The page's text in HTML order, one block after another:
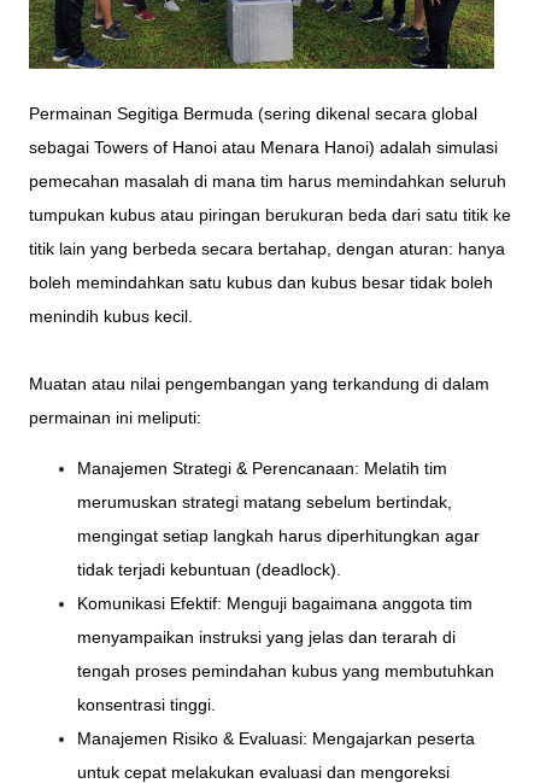
Permainan Segitiga Bermuda (sering dikenal secara global
sebagai Towers of Hanoi atau Menara Hanoi) adalah simulasi
pemecahan masalah di mana tim harus memindahkan seluruh
tumpukan kubus atau piringan berukuran beda dari satu titik ke
titik lain yang berbeda secara bertahap, dengan aturan: hanya
boleh memindahkan satu kubus dan kubus besar tidak boleh
menindih kubus kecil.
Muatan atau nilai pengembangan yang terkandung di dalam
permainan ini meliputi:
Manajemen Strategi & Perencanaan: Melatih tim
merumuskan strategi matang sebelum bertindak,
mengingat setiap langkah harus diperhitungkan agar
tidak terjadi kebuntuan (deadlock).
Komunikasi Efektif: Menguji bagaimana anggota tim
menyampaikan instruksi yang jelas dan terarah di
tengah proses pemindahan kubus yang membutuhkan
konsentrasi tinggi.
Manajemen Risiko & Evaluasi: Mengajarkan peserta
untuk cepat melakukan evaluasi dan mengoreksi